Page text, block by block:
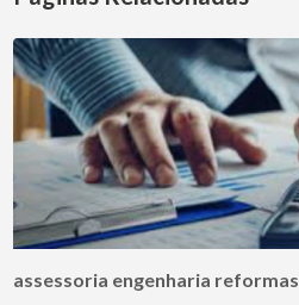
assessoria engenharia reformas